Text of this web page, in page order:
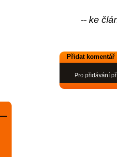
-- ke
Přidat komentář
Pro přidávání